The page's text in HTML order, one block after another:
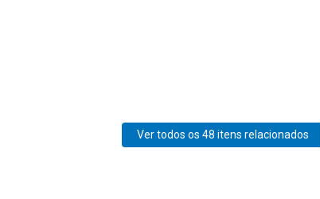
Ver todos os 48 itens relacionados